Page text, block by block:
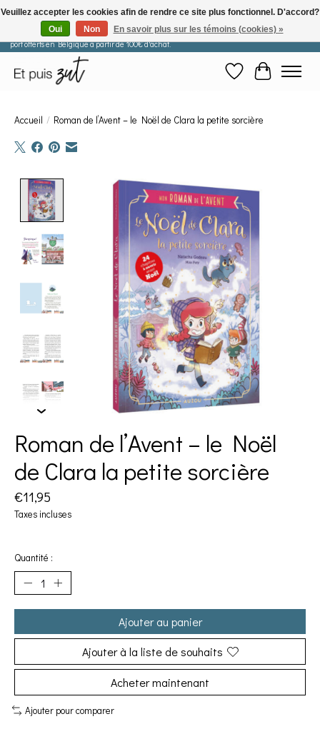
Les commandes passées après le 29 juillet seront expédiées à partir du 11 août. Frais de
port offerts en Belgique à partir de 100€ d'achat.
Liste de souhaits
Panier
Accueil / Roman de l’Avent – le Noël de Clara la petite sorcière
Product image slideshow Items
Roman de l’Avent – le Noël
de Clara la petite sorcière
€11,95
Taxes incluses
Quantité :
Ajouter au panier
Ajouter à la liste de souhaits
Acheter maintenant
Ajouter pour comparer
Veuillez accepter les cookies afin de rendre ce site plus fonctionnel. D'accord?
Oui
Non En savoir plus sur les témoins (cookies) »